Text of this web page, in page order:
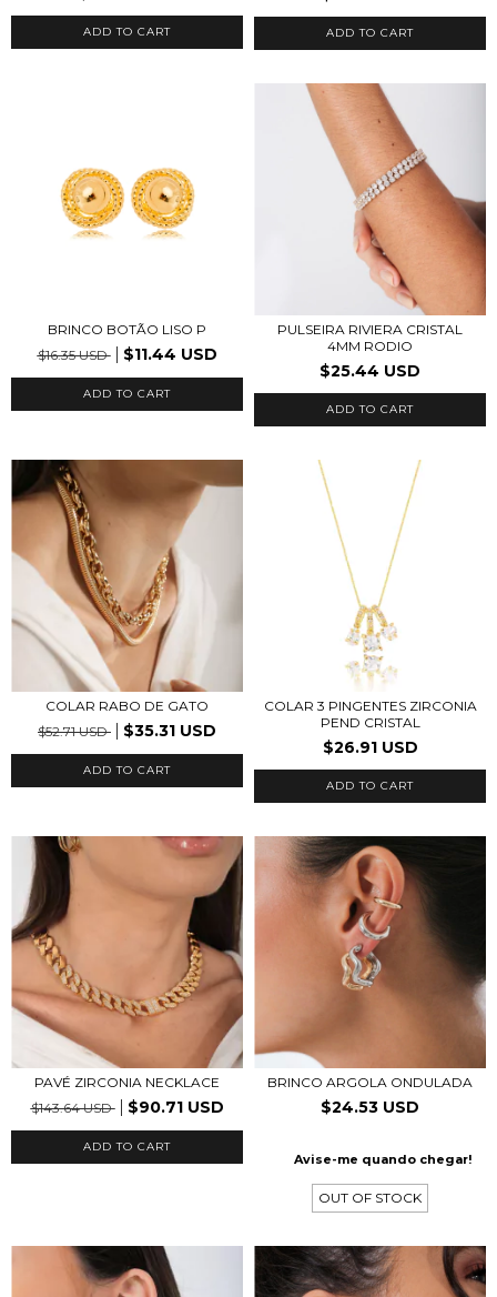
ADD TO CART
BRINCO BOTÃO LISO P
$16.35 USD
$11.44 USD
ADD TO CART
PULSEIRA RIVIERA CRISTAL
4MM RODIO
$25.44 USD
COLAR RABO DE GATO
$52.71 USD
$35.31 USD
ADD TO CART
COLAR 3 PINGENTES ZIRCONIA
PEND CRISTAL
$26.91 USD
PAVÉ ZIRCONIA NECKLACE
$143.64 USD
$90.71 USD
ADD TO CART
BRINCO ARGOLA ONDULADA
$24.53 USD
Avise-me quando chegar!
OUT OF STOCK